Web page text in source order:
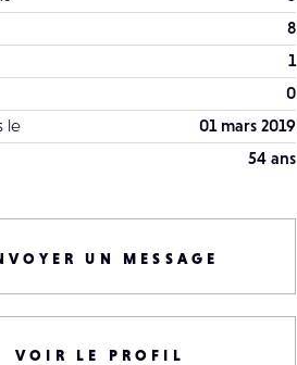
8
1
0
le
01 mars 2019
54 ans
UN MESSAGE
VOIR LE PROFIL